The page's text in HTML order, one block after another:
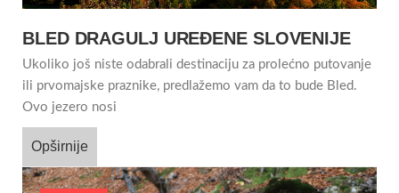
BLED DRAGULJ UREĐENE SLOVENIJE
Ukoliko još niste odabrali destinaciju za prolećno putovanje
ili prvomajske praznike, predlažemo vam da to bude Bled.
Ovo jezero nosi
Opširnije